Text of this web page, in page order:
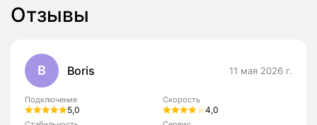
Отзывы
B Boris 11 мая 2026 г.
Подключение
5,0
Скорость
4,0